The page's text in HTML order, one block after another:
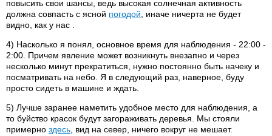
повысить свои шансы, ведь высокая солнечная активность
должна совпасть с ясной погодой , иначе ничерта не будет
видно, как у нас .
4) Насколько я понял, основное время для наблюдения - 22:00 -
2:00. Причем явление может возникнуть внезапно и через
несколько минут прекратиться, нужно постоянно быть начеку и
посматривать на небо. Я в следующий раз, наверное, буду
просто сидеть в машине и ждать.
5) Лучше заранее наметить удобное место для наблюдения, а
то буйство красок будут загораживать деревья. Мы стояли
примерно здесь , вид на север, ничего вокруг не мешает.